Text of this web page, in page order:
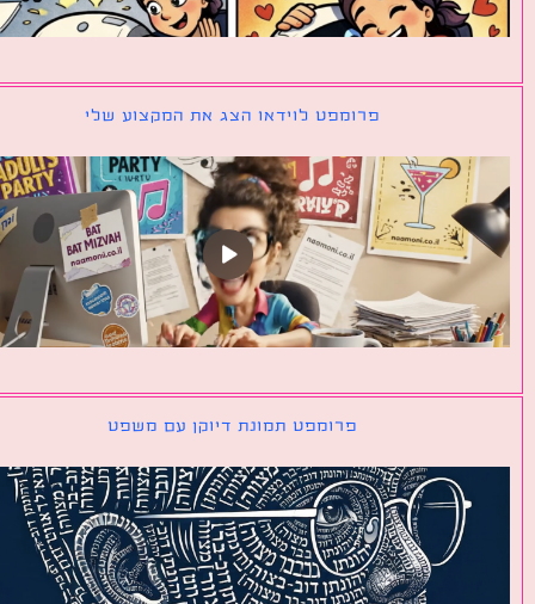
פרומפט לוידאו הצג את המקצוע שלי
פרומפט תמונת דיוקן עם משפט